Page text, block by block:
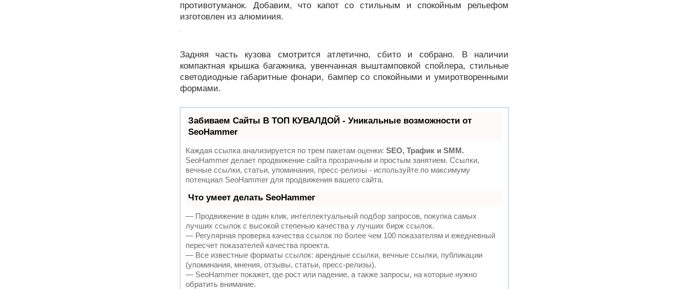
противотуманок. Добавим, что капот со стильным и спокойным рельефом
изготовлен из алюминия.
Задняя часть кузова смотрится атлетично, сбито и собрано. В наличии
компактная крышка багажника, увенчанная выштамповкой спойлера, стильные
светодиодные габаритные фонари, бампер со спокойными и умиротворенными
формами.
Забиваем Сайты В ТОП КУВАЛДОЙ - Уникальные возможности от
SeoHammer
Каждая ссылка анализируется по трем пакетам оценки: SEO, Трафик и SMM.
SeoHammer делает продвижение сайта прозрачным и простым занятием. Ссылки,
вечные ссылки, статьи, упоминания, пресс-релизы - используйте по максимуму
потенциал SeoHammer для продвижения вашего сайта.
Что умеет делать SeoHammer
— Продвижение в один клик, интеллектуальный подбор запросов, покупка самых
лучших ссылок с высокой степенью качества у лучших бирж ссылок.
— Регулярная проверка качества ссылок по более чем 100 показателям и ежедневный
пересчет показателей качества проекта.
— Все известные форматы ссылок: арендные ссылки, вечные ссылки, публикации
(упоминания, мнения, отзывы, статьи, пресс-релизы).
— SeoHammer покажет, где рост или падение, а также запросы, на которые нужно
обратить внимание.